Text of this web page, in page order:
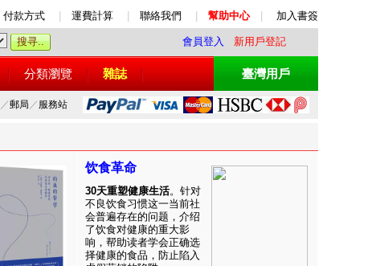
付款方式 運費計算 聯絡我們 幫助中心 加入書簽
會員登入 新用戶登記
分類瀏覽 雜誌 臺灣用戶
／郵局 ／ 服務站
饮食革命
30天重塑健康生活。针对
不良饮食习惯这一当前社
会普遍存在的问题，介绍
了饮食对健康的重大影
响，帮助读者学会正确选
择健康的食品，防止陷入